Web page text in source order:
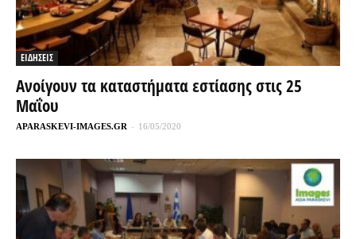
ΕΙΔΗΣΕΙΣ
Ανοίγουν τα καταστήματα εστίασης στις 25
Μαΐου
APARASKEVI-IMAGES.GR - 16/05/2020